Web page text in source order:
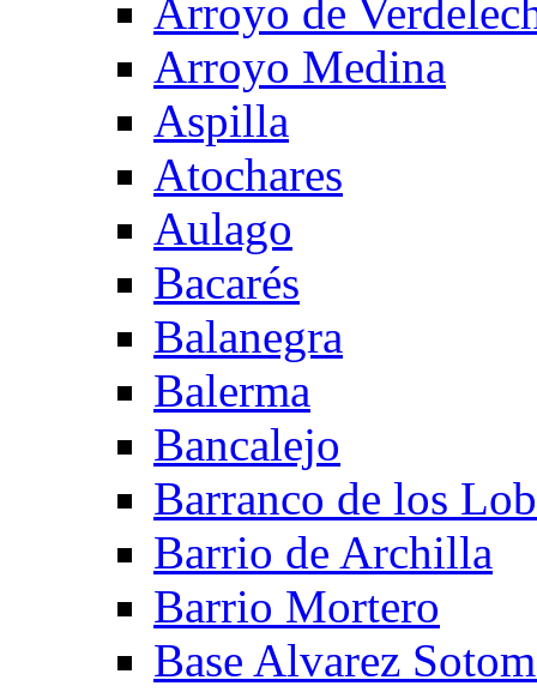
Arroyo de
Arroyo Medina
Aspilla
Atochares
Aulago
Bacarés
Balanegra
Balerma
Bancalejo
Barranco de los
Barrio de Archilla
Barrio Mortero
Base Alvarez